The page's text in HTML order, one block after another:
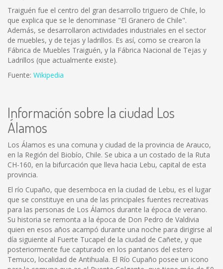
Traiguén fue el centro del gran desarrollo triguero de Chile, lo
que explica que se le denominase "El Granero de Chile".
Además, se desarrollaron actividades industriales en el sector
de muebles, y de tejas y ladrillos. Es así, como se crearon la
Fábrica de Muebles Traiguén, y la Fábrica Nacional de Tejas y
Ladrillos (que actualmente existe).
Fuente: Wikipedia
Información sobre la ciudad Los
Álamos
Los Álamos es una comuna y ciudad de la provincia de Arauco,
en la Región del Biobío, Chile. Se ubica a un costado de la Ruta
CH-160, en la bifurcación que lleva hacia Lebu, capital de esta
provincia.
El río Cupaño, que desemboca en la ciudad de Lebu, es el lugar
que se constituye en una de las principales fuentes recreativas
para las personas de Los Álamos durante la época de verano.
Su historia se remonta a la época de Don Pedro de Valdivia
quien en esos años acampó durante una noche para dirigirse al
día siguiente al Fuerte Tucapel de la ciudad de Cañete, y que
posteriormente fue capturado en los pantanos del estero
Temuco, localidad de Antihuala. El Río Cupaño posee un icono